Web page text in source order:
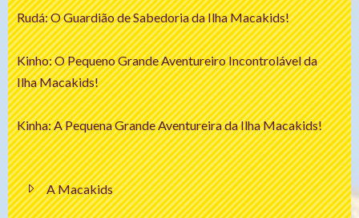
Rudá: O Guardião de Sabedoria da Ilha Macakids!
Kinho: O Pequeno Grande Aventureiro Incontrolável da
Ilha Macakids!
Kinha: A Pequena Grande Aventureira da Ilha Macakids!
A Macakids